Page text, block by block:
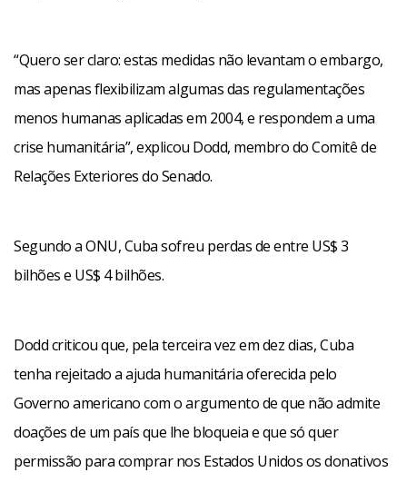
Facebook
WhatsApp
LinkedIn
Twitter
X Telegram
Share
“Quero ser claro: estas medidas não levantam o embargo,
mas apenas flexibilizam algumas das regulamentações
menos humanas aplicadas em 2004, e respondem a uma
crise humanitária”, explicou Dodd, membro do Comitê de
Relações Exteriores do Senado.
Segundo a ONU, Cuba sofreu perdas de entre US$ 3
bilhões e US$ 4 bilhões.
Dodd criticou que, pela terceira vez em dez dias, Cuba
tenha rejeitado a ajuda humanitária oferecida pelo
Governo americano com o argumento de que não admite
doações de um país que lhe bloqueia e que só quer
permissão para comprar nos Estados Unidos os donativos